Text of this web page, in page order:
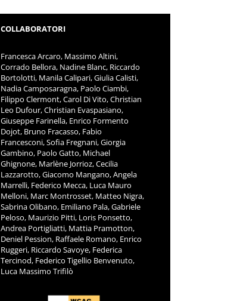
COLLABORATORI
Francesca Arcaro, Massimo Altini,
Corrado Bellora, Nadine Blanc, Riccardo
Bortolotti, Manila Calipari, Giulia Calisti,
Nadia Camposaragna, Paolo Ciambi,
Filippo Clermont, Carol Di Vito, Christian
Leo Dufour, Christian Evaspasiano,
Giuseppe Farinella, Enrico Formento
Dojot, Bruno Fracasso, Fabio
Francesconi, Sofia Fregnani, Giorgia
Gambino, Paolo Gatto, Michael
Ghignone, Marlène Jorrioz, Cecilia
Lazzarotto, Giacomo Mangano, Angela
Marrelli, Federico Mecca, Luca Mauro
Melloni, Marc Montrosset, Matteo Nigra,
Sabrina Olibano, Emiliano Pala, Gabriele
Peloso, Maurizio Pitti, Loris Ponsetto,
Andrea Portigliatti, Mattia Pramotton,
Deniel Pession, Raffaele Romano, Enrico
Ruggeri, Riccardo Savoye, Federica
Tercinod, Federico Tigellio Benvenuto,
Luca Massimo Trifilò